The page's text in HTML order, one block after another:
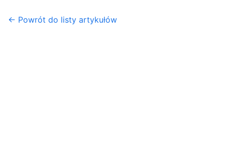
← Powrót do listy artykułów